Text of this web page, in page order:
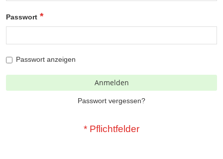
Passwort
Passwort anzeigen
Anmelden
Passwort vergessen?